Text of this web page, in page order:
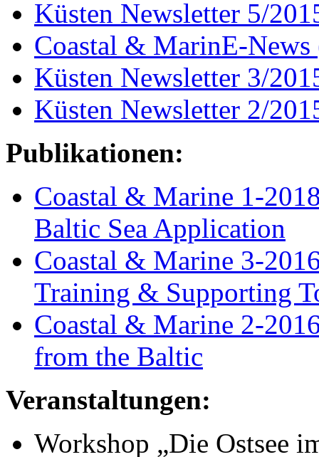
Küsten Newsletter 5/
Coastal & MarinE-
Küsten Newsletter 3/
Küsten Newsletter 2/
Publikationen:
Coastal & Marine 1-
Baltic Sea Application
Coastal & Marine 3-
Training & Supporting
Coastal & Marine 2-
from the Baltic
Veranstaltungen:
Workshop „Die Ostsee